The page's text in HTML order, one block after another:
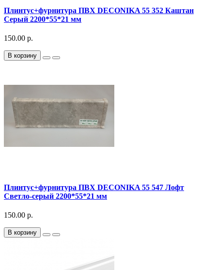
Плинтус+фурнитура ПВХ DECONIKA 55 352 Каштан
Серый 2200*55*21 мм
150.00 р.
В корзину
Плинтус+фурнитура ПВХ DECONIKA 55 547 Лофт
Светло-серый 2200*55*21 мм
150.00 р.
В корзину